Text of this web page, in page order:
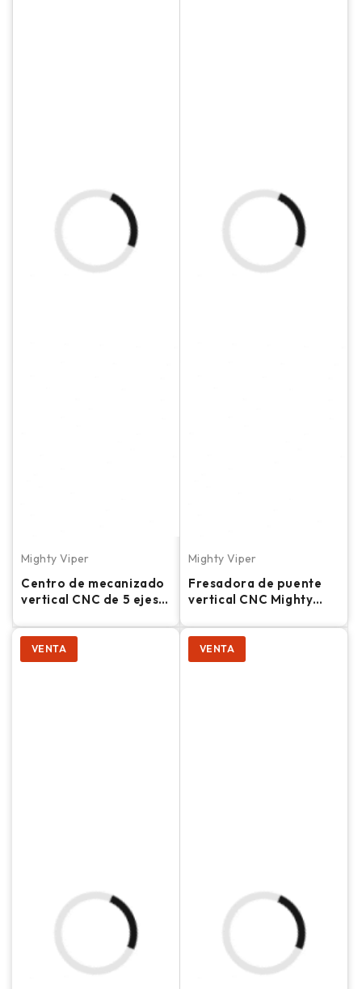
Mighty Viper
Centro de mecanizado
vertical CNC de 5 ejes
2100 5AB
Mighty Viper
Fresadora de puente
vertical CNC Mighty
VENTA VENTA